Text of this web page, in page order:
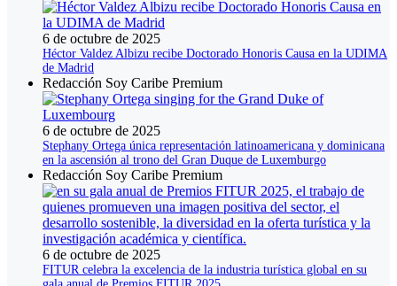
6 de octubre de 2025
Héctor Valdez Albizu recibe Doctorado Honoris Causa en la UDIMA
de Madrid
Redacción Soy Caribe Premium
6 de octubre de 2025
Stephany Ortega única representación latinoamericana y dominicana
en la ascensión al trono del Gran Duque de Luxemburgo
Redacción Soy Caribe Premium
6 de octubre de 2025
FITUR celebra la excelencia de la industria turística global en su